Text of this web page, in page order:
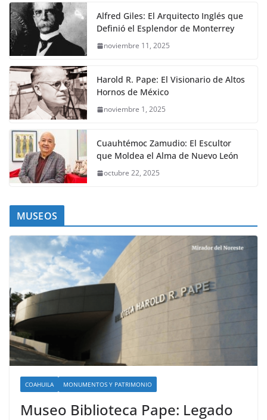
Alfred Giles: El Arquitecto Inglés que
Definió el Esplendor de Monterrey
noviembre 11, 2025
Harold R. Pape: El Visionario de Altos
Hornos de México
noviembre 1, 2025
Cuauhtémoc Zamudio: El Escultor
que Moldea el Alma de Nuevo León
octubre 22, 2025
MUSEOS
COAHUILA MONUMENTOS Y PATRIMONIO
Museo Biblioteca Pape: Legado